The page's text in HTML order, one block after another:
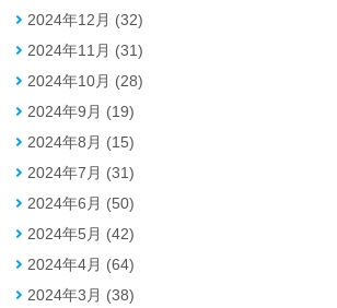
2024年12月 (32)
2024年11月 (31)
2024年10月 (28)
2024年9月 (19)
2024年8月 (15)
2024年7月 (31)
2024年6月 (50)
2024年5月 (42)
2024年4月 (64)
2024年3月 (38)